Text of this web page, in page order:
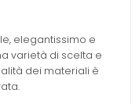
elegantissimo e
varietà di scelta e
dei materiali è